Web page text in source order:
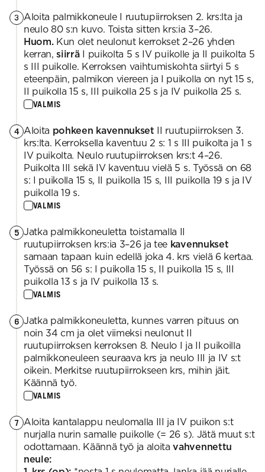
3 Aloita palmikkoneule I ruutupiirroksen 2. krs:lta ja
neulo 80 s:n kuvo. Toista sitten krs:ia 3–26.
Huom.Kun olet neulonut kerrokset 2–26 yhden
kerran,siirräI puikolta 5 s IV puikolle ja II puikolta 5
s III puikolle. Kerroksen vaihtumiskohta siirtyi 5 s
eteenpäin, palmikon viereen ja I puikolla on nyt 15 s,
II puikolla 15 s, III puikolla 25 s ja IV puikolla 25 s.
VALMIS
4 Aloita pohkeen kavennukset II ruutupiirroksen 3.
krs:lta. Kerroksella kaventuu 2 s: 1 s III puikolta ja 1 s
IV puikolta. Neulo ruutupiirroksen krs:t 4–26.
Puikolta III sekä IV kaventuu vielä 5 s. Työssä on 68
s: I puikolla 15 s, II puikolla 15 s, III puikolla 19 s ja IV
puikolla 19 s.
VALMIS
5 Jatka palmikkoneuletta toistamalla II
ruutupiirroksen krs:ia 3–26 ja tee kavennukset
samaan tapaan kuin edellä joka 4. krs vielä 6 kertaa.
Työssä on 56 s: I puikolla 15 s, II puikolla 15 s, III
puikolla 13 s ja IV puikolla 13 s.
VALMIS
6 Jatka palmikkoneuletta, kunnes varren pituus on
noin 34 cm ja olet viimeksi neulonut II
ruutupiirroksen kerroksen 8. Neulo I ja II puikoilla
palmikkoneuleen seuraava krs ja neulo III ja IV s:t
oikein. Merkitse ruutupiirrokseen krs, mihin jäit.
Käännä työ.
VALMIS
7 Aloita kantalappu neulomalla III ja IV puikon s:t
nurjalla nurin samalle puikolle (= 26 s). Jätä muut s:t
odottamaan. Käännä työ ja aloitavahvennettu
neule: